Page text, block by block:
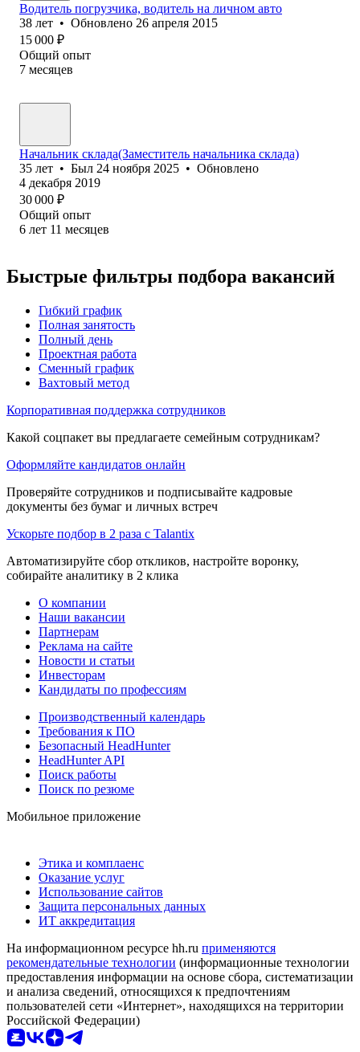
Водитель погрузчика, водитель на личном авто
38 лет • Обновлено 26 апреля 2015
15 000 ₽
Общий опыт
7 месяцев
Начальник склада(Заместитель начальника склада)
35 лет • Был 24 ноября 2025 • Обновлено
4 декабря 2019
30 000 ₽
Общий опыт
6 лет 11 месяцев
Быстрые фильтры подбора вакансий
Гибкий график
Полная занятость
Полный день
Проектная работа
Сменный график
Вахтовый метод
Корпоративная поддержка сотрудников
Какой соцпакет вы предлагаете семейным сотрудникам?
Оформляйте кандидатов онлайн
Проверяйте сотрудников и подписывайте кадровые
документы без бумаг и личных встреч
Ускорьте подбор в 2 раза с Talantix
Автоматизируйте сбор откликов, настройте воронку,
собирайте аналитику в 2 клика
О компании
Наши вакансии
Партнерам
Реклама на сайте
Новости и статьи
Инвесторам
Кандидаты по профессиям
Производственный календарь
Требования к ПО
Безопасный HeadHunter
HeadHunter API
Поиск работы
Поиск по резюме
Мобильное приложение
Этика и комплаенс
Оказание услуг
Использование сайтов
Защита персональных данных
ИТ аккредитация
На информационном ресурсе hh.ru применяются
рекомендательные технологии (информационные технологии
предоставления информации на основе сбора, систематизации
и анализа сведений, относящихся к предпочтениям
пользователей сети «Интернет», находящихся на территории
Российской Федерации)